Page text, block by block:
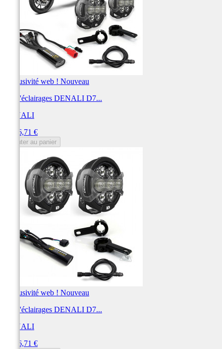
Exclusivité web ! Nouveau
Kit d'éclairages DENALI D7...
DENALI
1 526,71 €
Ajouter au panier
Exclusivité web ! Nouveau
Kit d'éclairages DENALI D7...
DENALI
1 526,71 €